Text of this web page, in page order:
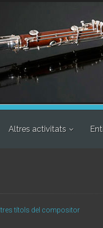
Altres activitats
títols del compositor